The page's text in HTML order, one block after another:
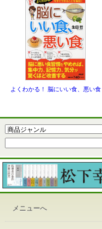
よくわかる！ 脳にいい食、悪い食
メニューへ